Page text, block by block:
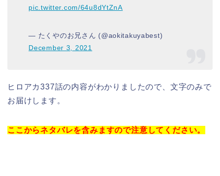
pic.twitter.com/64u8dYtZnA
— たくやのお兄さん (@aokitakuyabest)
December 3, 2021
ヒロアカ337話の内容がわかりましたので、文字のみで
お届けします。
ここからネタバレを含みますので注意してください。